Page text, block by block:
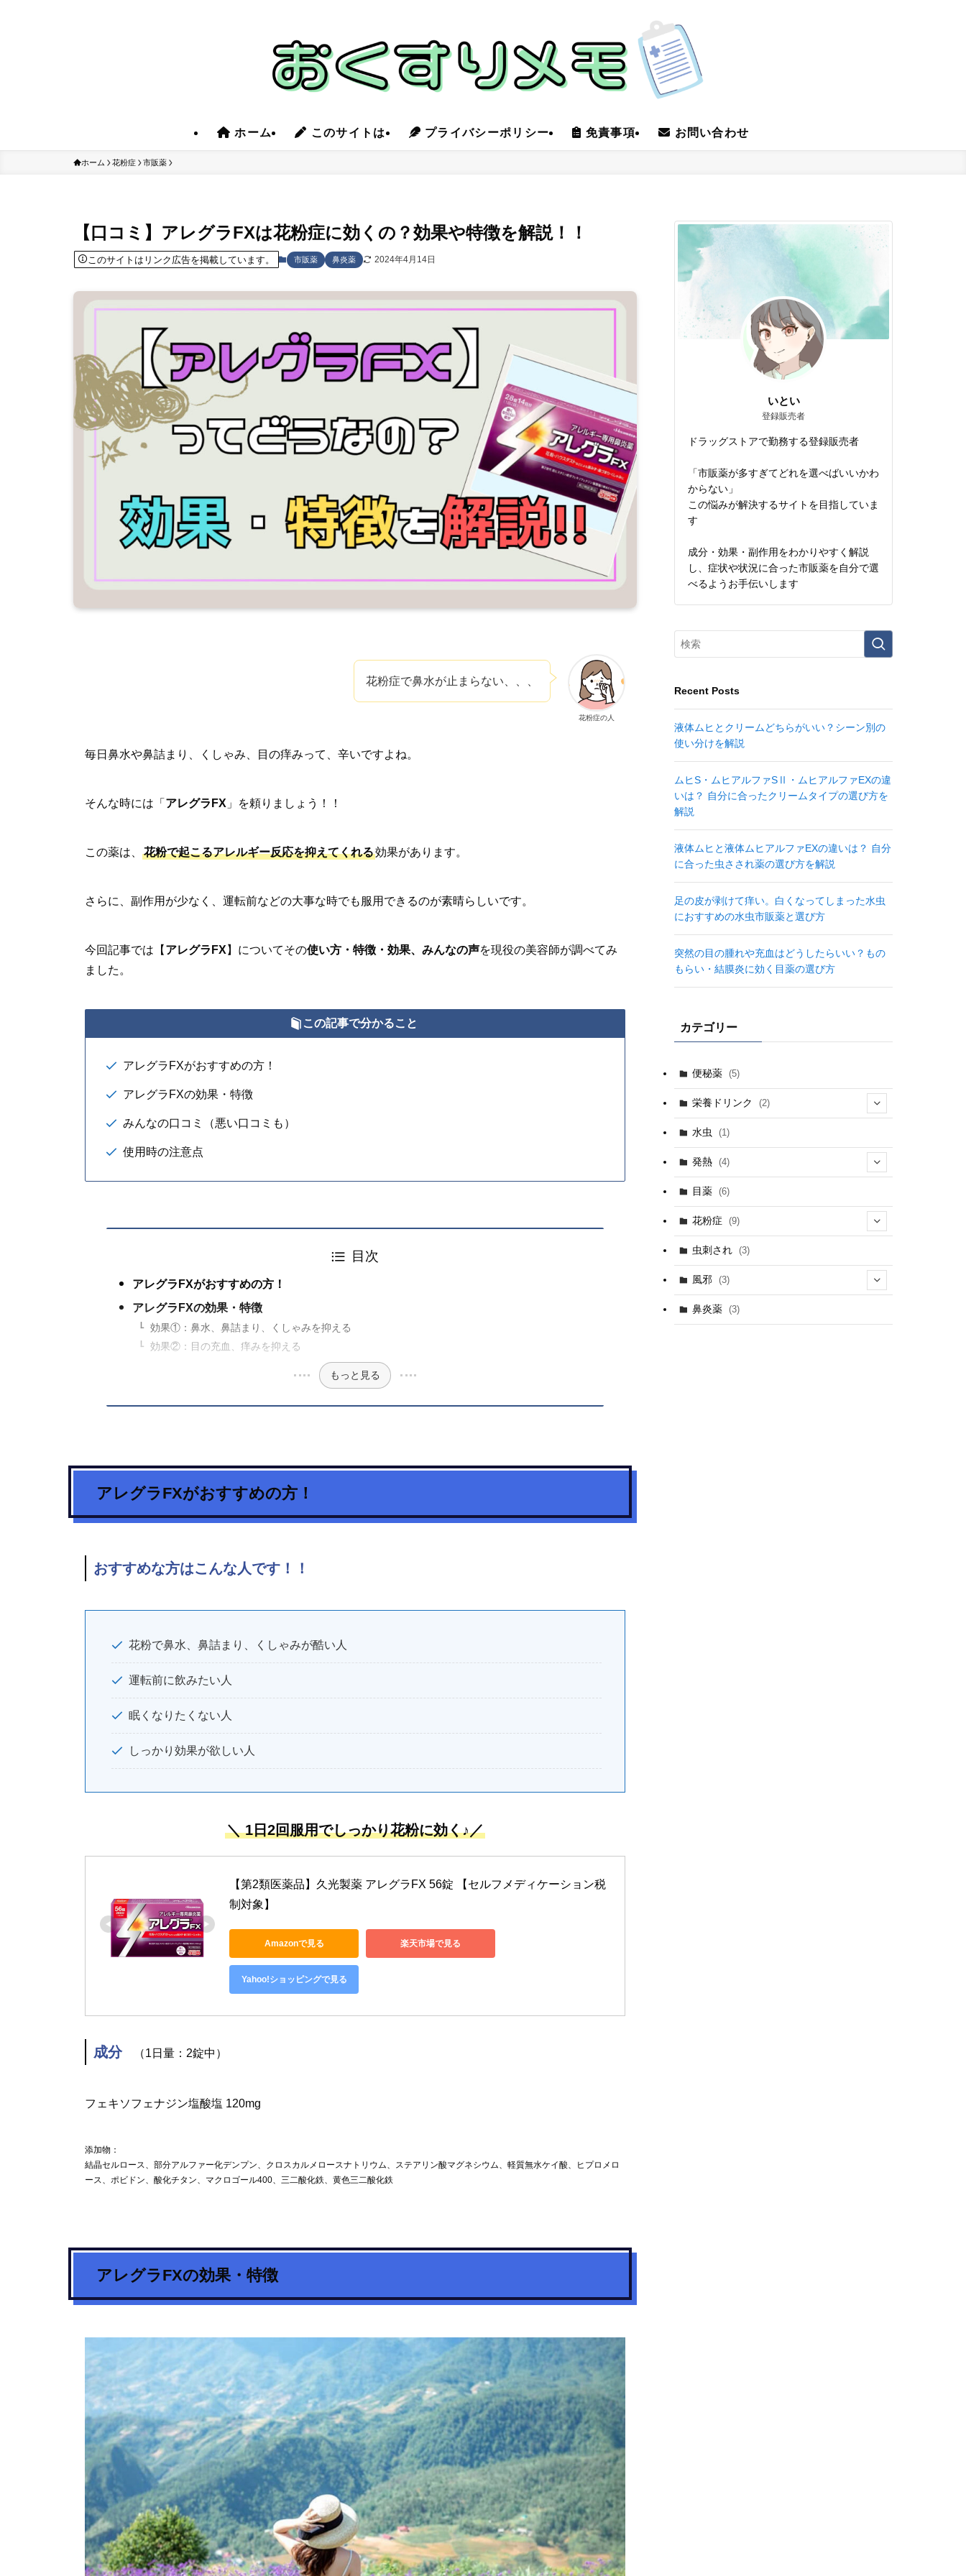
ホーム このサイトは プライバシーポリシー 免責事項 お問い合わせ
ホーム 花粉症 市販薬
【口コミ】アレグラFXは花粉症に効くの？効果や特徴を解説！！
このサイトはリンク広告を掲載しています。 市販薬 鼻炎薬 2024年4月14日
花粉症の人
花粉症で鼻水が止まらない、、、
毎日鼻水や鼻詰まり、くしゃみ、目の痒みって、辛いですよね。
そんな時には「 アレグラFX 」を頼りましょう！！
この薬は、 花粉で起こるアレルギー反応を抑えてくれる効果があります。
さらに、副作用が少なく、運転前などの大事な時でも服用できるのが素晴らしいです。
今回記事では【 アレグラFX 】についてその使い方・特徴・効果、みんなの声を現役の美容師が調べてみ
ました。
この記事で分かること
アレグラFXがおすすめの方！
アレグラFXの効果・特徴
みんなの口コミ（悪い口コミも）
使用時の注意点
目次
アレグラFXがおすすめの方！
アレグラFXの効果・特徴
効果①：鼻水、鼻詰まり、くしゃみを抑える
効果②：目の充血、痒みを抑える
もっと見る
アレグラFXがおすすめの方！
おすすめな方はこんな人です！！
花粉で鼻水、鼻詰まり、くしゃみが酷い人
運転前に飲みたい人
眠くなりたくない人
しっかり効果が欲しい人
＼ 1日2回服用でしっかり花粉に効く♪／
【第2類医薬品】久光製薬 アレグラFX 56錠 【セルフメディケーション税
制対象】
Amazonで見る 楽天市場で見る
Yahoo!ショッピングで見る
成分（1日量：2錠中）
フェキソフェナジン塩酸塩 120mg
添加物：
結晶セルロース、部分アルファー化デンプン、クロスカルメロースナトリウム、ステアリン酸マグネシウム、軽質無水ケイ酸、ヒプロメロ
ース、ポビドン、酸化チタン、マクロゴール400、三二酸化鉄、黄色三二酸化鉄
アレグラFXの効果・特徴
いとい
登録販売者
ドラッグストアで勤務する登録販売者
「市販薬が多すぎてどれを選べばいいかわ
からない」
この悩みが解決するサイトを目指していま
す
成分・効果・副作用をわかりやすく解説
し、症状や状況に合った市販薬を自分で選
べるようお手伝いします
Recent Posts
液体ムヒとクリームどちらがいい？シーン別の
使い分けを解説
ムヒS・ムヒアルファSⅡ・ムヒアルファEXの違
いは？ 自分に合ったクリームタイプの選び方を
解説
液体ムヒと液体ムヒアルファEXの違いは？ 自分
に合った虫さされ薬の選び方を解説
足の皮が剥けて痒い。白くなってしまった水虫
におすすめの水虫市販薬と選び方
突然の目の腫れや充血はどうしたらいい？もの
もらい・結膜炎に効く目薬の選び方
カテゴリー
便秘薬 (5)
栄養ドリンク (2)
水虫 (1)
発熱 (4)
(1)
(1)
目薬 (6)
花粉症 (9)
(5)
(4)
虫刺され (3)
風邪 (3)
(1)
鼻炎薬 (3)